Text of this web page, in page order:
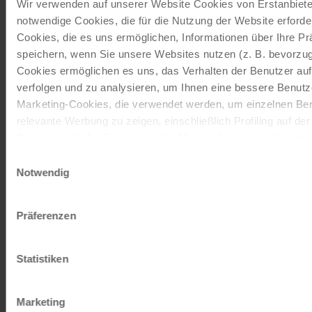
Wir verwenden auf unserer Website Cookies von
notwendige Cookies, die für die Nutzung der Website
Cookies, die es uns ermöglichen, Informationen über Ihre
speichern, wenn Sie unsere Websites nutzen (z. B.
Cookies ermöglichen es uns, das Verhalten der Benutzer
verfolgen und zu analysieren, um Ihnen eine bessere
Marketing-Cookies, die verwendet werden, um einzelnen
relevante Werbung zu zeigen, einschließlich Profiling auf
entscheiden, nur notwendige Cookies zu verwenden, indem
Impressum
Notwendig
Präferenzen
Statistiken
Marketing
Schenken Sie unvergessliche
Momente!
Mit einem Reisegutschein haben Sie
immer das passende Geschenk.